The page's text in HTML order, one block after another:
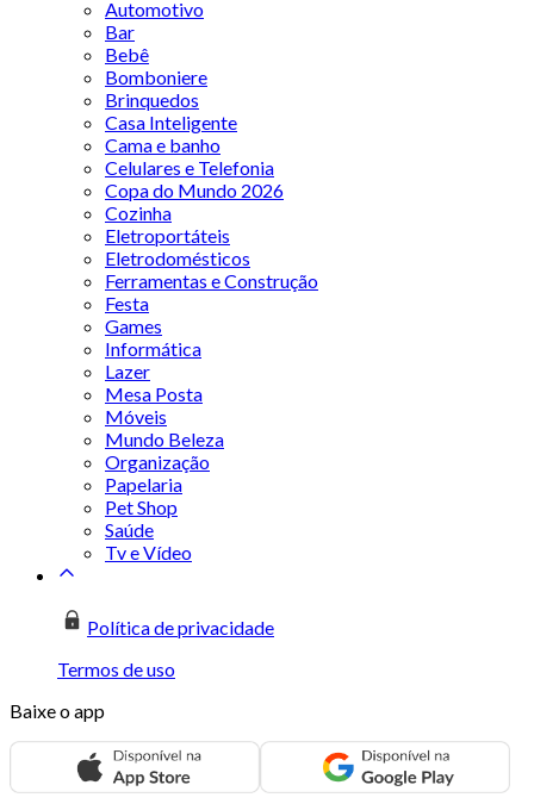
Automotivo
Bar
Bebê
Bomboniere
Brinquedos
Casa Inteligente
Cama e banho
Celulares e Telefonia
Copa do Mundo 2026
Cozinha
Eletroportáteis
Eletrodomésticos
Ferramentas e Construção
Festa
Games
Informática
Lazer
Mesa Posta
Móveis
Mundo Beleza
Organização
Papelaria
Pet Shop
Saúde
Tv e Vídeo
Política de privacidade
Termos de uso
Baixe o app